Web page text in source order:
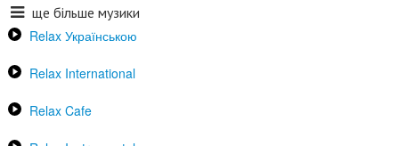
ще більше музики
Relax Українською
Relax International
Relax Cafe